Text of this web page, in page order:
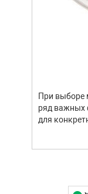
При выборе
ряд важных
для